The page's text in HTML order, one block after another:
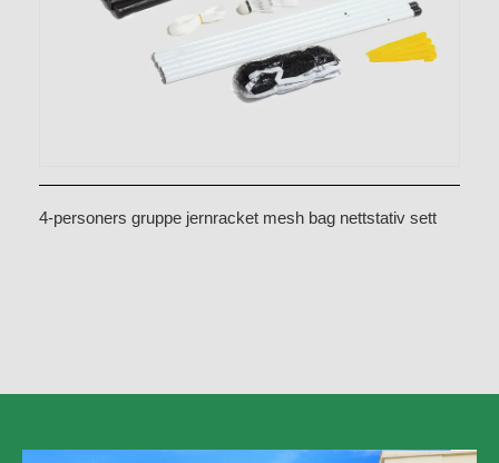
4-personers gruppe jernracket mesh bag nettstativ sett